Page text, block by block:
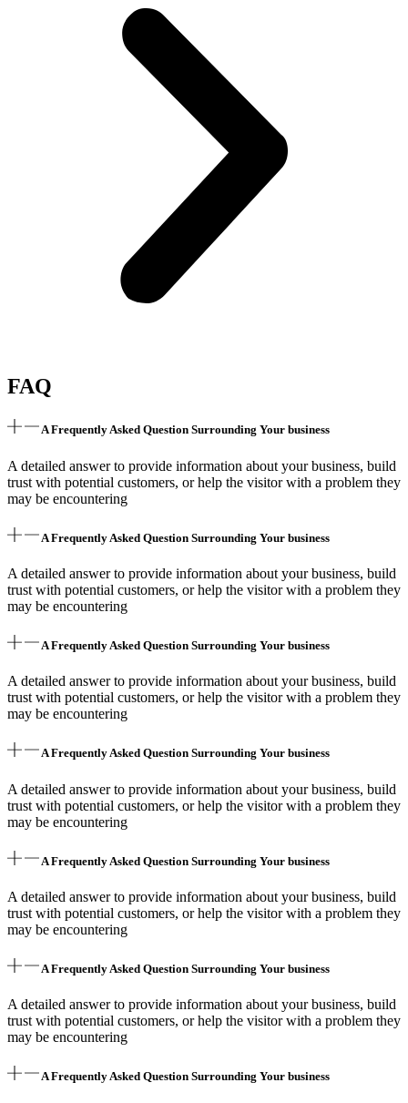
FAQ
A Frequently Asked Question Surrounding Your business
A detailed answer to provide information about your business, build
trust with potential customers, or help the visitor with a problem they
may be encountering
A Frequently Asked Question Surrounding Your business
A detailed answer to provide information about your business, build
trust with potential customers, or help the visitor with a problem they
may be encountering
A Frequently Asked Question Surrounding Your business
A detailed answer to provide information about your business, build
trust with potential customers, or help the visitor with a problem they
may be encountering
A Frequently Asked Question Surrounding Your business
A detailed answer to provide information about your business, build
trust with potential customers, or help the visitor with a problem they
may be encountering
A Frequently Asked Question Surrounding Your business
A detailed answer to provide information about your business, build
trust with potential customers, or help the visitor with a problem they
may be encountering
A Frequently Asked Question Surrounding Your business
A detailed answer to provide information about your business, build
trust with potential customers, or help the visitor with a problem they
may be encountering
A Frequently Asked Question Surrounding Your business